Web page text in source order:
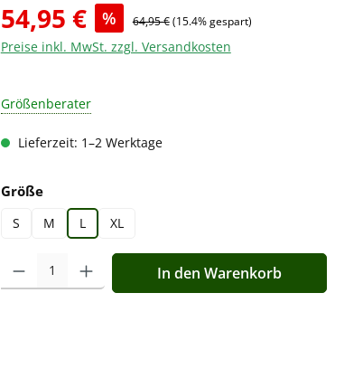
54,95 € % 64,95 €(15.4% gespart)
Preise inkl. MwSt. zzgl. Versandkosten
Größenberater
Lieferzeit: 1–2 Werktage
Größeauswählen
S M L XL
Produkt Anzahl: Gib den gewünschten Wert ein oder
In den Warenkorb